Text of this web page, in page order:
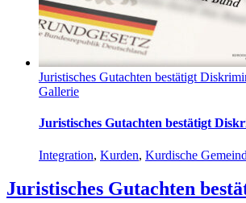
Juristisches Gutachten bestätigt
Gallerie
Juristisches Gutachten bestätigt
Integration, Kurden, Kurdische
Juristisches Gutachten